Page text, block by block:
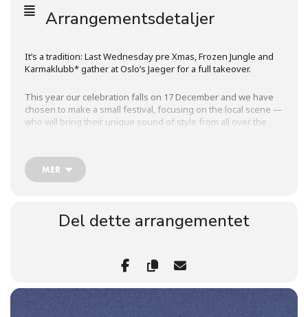
Arrangementsdetaljer
It’s a tradition: Last Wednesday pre Xmas, Frozen Jungle and
Karmaklubb* gather at Oslo’s Jaeger for a full takeover.
This year our celebration falls on 17 December and we have
chosen to make a small festival, focusing on the local scene —
who will bring their unique sound of style from all over the
Lineup:
> Sandippa (IND/NOR): 00:00–01:30, Garden
> ASDFGHJK (SOM/NOR): 22:30–00:00, Basement
MER
Del dette arrangementet